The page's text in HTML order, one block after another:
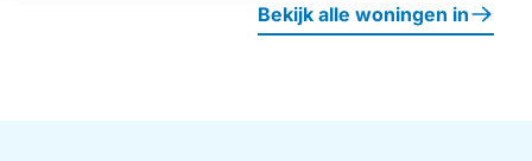
Bekijk alle woningen in